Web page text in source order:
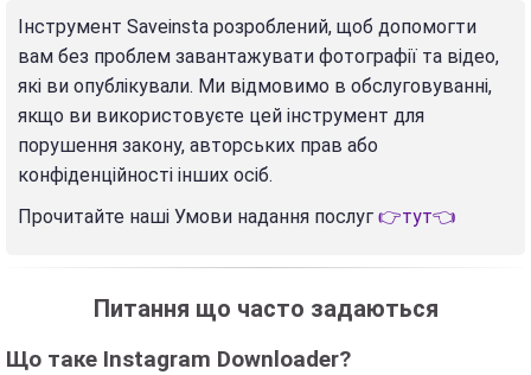
Інструмент Saveinsta розроблений, щоб допомогти
вам без проблем завантажувати фотографії та відео,
які ви опублікували. Ми відмовимо в обслуговуванні,
якщо ви використовуєте цей інструмент для
порушення закону, авторських прав або
конфіденційності інших осіб.
Прочитайте наші Умови надання послуг 👉тут👈
Питання що часто задаються
Що таке Instagram Downloader?